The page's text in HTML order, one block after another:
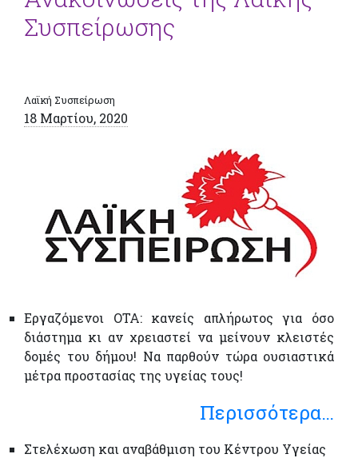
Συσπείρωσης
Λαϊκή Συσπείρωση
18 Μαρτίου, 2020
Εργαζόμενοι ΟΤΑ: κανείς απλήρωτος για όσο
διάστημα κι αν χρειαστεί να μείνουν κλειστές
δομές του δήμου! Να παρθούν τώρα ουσιαστικά
μέτρα προστασίας της υγείας τους!
Περισσότερα…
Στελέχωση και αναβάθμιση του Κέντρου Υγείας